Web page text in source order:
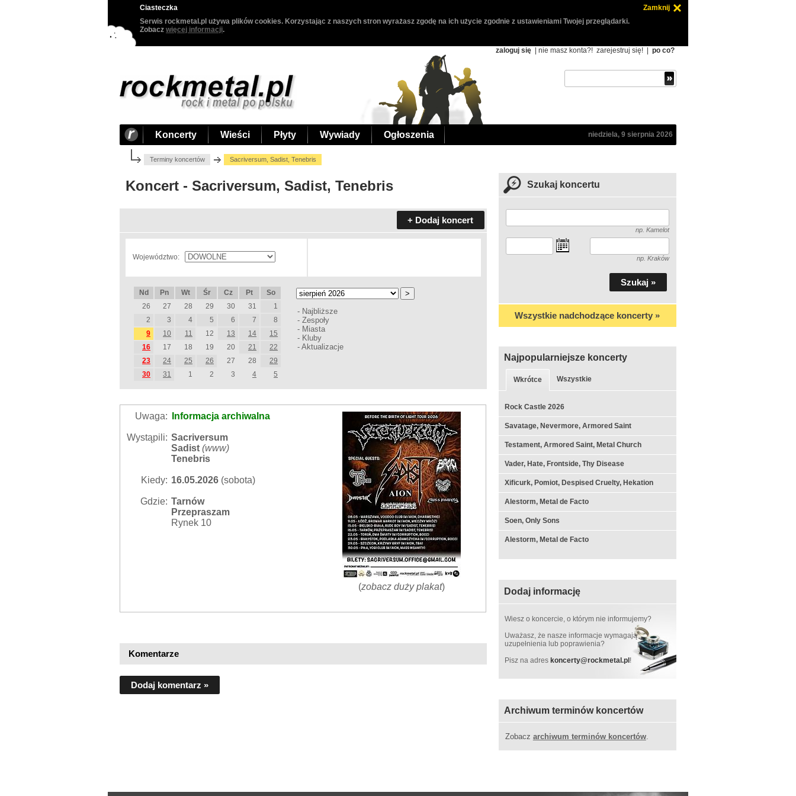
Ciasteczka
Zamknij
Serwis rockmetal.pl używa plików cookies. Korzystając z naszych stron wyrażasz zgodę na ich użycie zgodnie z ustawieniami Twojej przeglądarki.
Zobacz więcej informacji.
zaloguj się | nie masz konta?! zarejestruj się! po co?
Koncerty Wieści Płyty Wywiady Ogłoszenia niedziela, 9 sierpnia 2026
Terminy koncertów Sacriversum, Sadist, Tenebris
Koncert - Sacriversum, Sadist, Tenebris
+ Dodaj koncert
Województwo:
Nd Pn Wt Śr Cz Pt
So
26
27 28 29 30 31
1
2
3 4 5 6 7
8
9
10 11 12 13 14
15
16
17 18 19 20 21
22
23
24 25 26 27 28
29
30
31 1 2 3 4 5
- Najbliższe
- Zespoły
- Miasta
- Kluby
- Aktualizacje
Uwaga: Informacja archiwalna
Wystąpili: Sacriversum
Sadist (www)
Tenebris
Kiedy: 16.05.2026(sobota)
Gdzie: Tarnów
Przepraszam
Rynek 10
(zobacz duży plakat)
Komentarze
Dodaj komentarz »
Szukaj koncertu
np. Kamelot
np. Kraków
Wszystkie nadchodzące koncerty »
Najpopularniejsze koncerty
Wkrótce Wszystkie
Rock Castle 2026
Savatage, Nevermore, Armored Saint
Testament, Armored Saint, Metal Church
Vader, Hate, Frontside, Thy Disease
Xificurk, Pomiot, Despised Cruelty, Hekation
Alestorm, Metal de Facto
Soen, Only Sons
Alestorm, Metal de Facto
Dodaj informację
Wiesz o koncercie, o którym nie informujemy?
Uważasz, że nasze informacje wymagają
uzupełnienia lub poprawienia?
Pisz na adres koncerty@rockmetal.pl!
Archiwum terminów koncertów
Zobacz archiwum terminów koncertów.